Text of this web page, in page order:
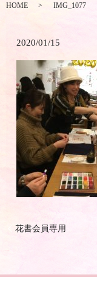
HOME IMG_1077
2020/01/15
花書会員専用